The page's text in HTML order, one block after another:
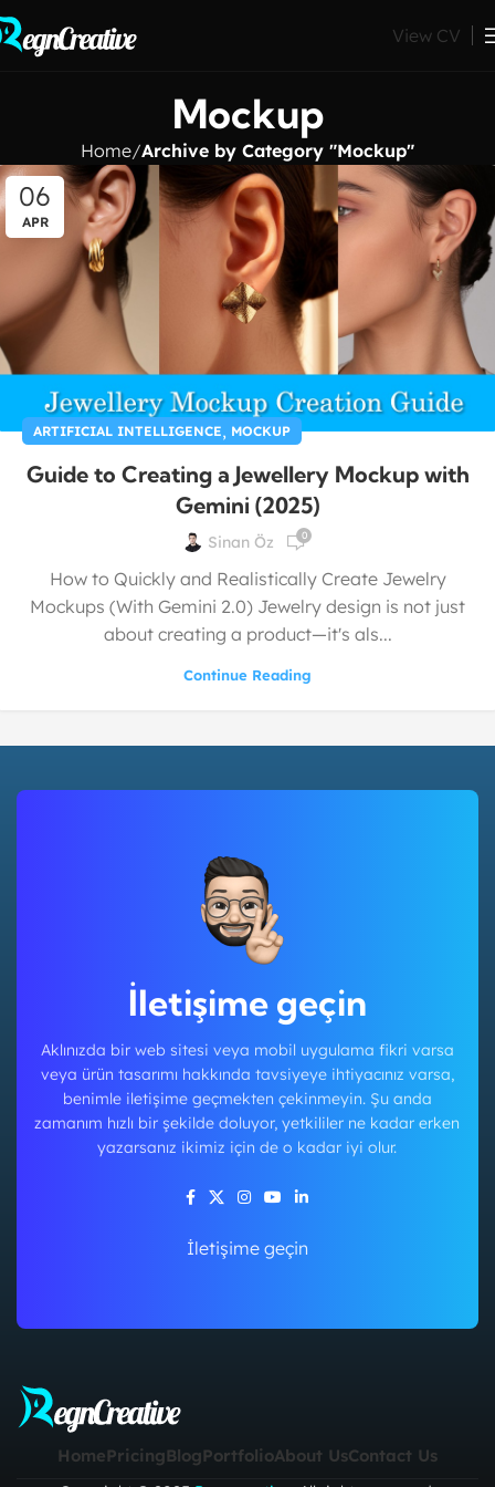
View CV
Mockup
Home Archive by Category "Mockup"
06
APR
ARTIFICIAL INTELLIGENCE, MOCKUP
Guide to Creating a Jewellery Mockup with
Gemini (2025)
Sinan Öz 0
How to Quickly and Realistically Create Jewelry
Mockups (With Gemini 2.0) Jewelry design is not just
about creating a product—it's als...
Continue Reading
İletişime geçin
Aklınızda bir web sitesi veya mobil uygulama fikri varsa
veya ürün tasarımı hakkında tavsiyeye ihtiyacınız varsa,
benimle iletişime geçmekten çekinmeyin. Şu anda
zamanım hızlı bir şekilde doluyor, yetkililer ne kadar erken
yazarsanız ikimiz için de o kadar iyi olur.
İletişime geçin
HomePricingBlogPortfolioAbout UsContact Us